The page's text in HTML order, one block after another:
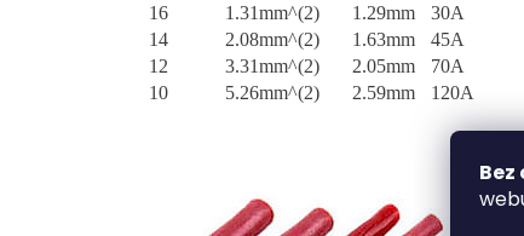
16
1.31mm^(2) 1.29mm
30A
14
2.08mm^(2) 1.63mm
45A
12
3.31mm^(2) 2.05mm
70A
10
5.26mm^(2) 2.59mm 120A